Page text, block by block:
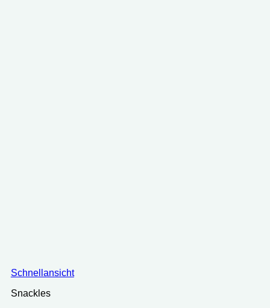
Schnellansicht
Snackles